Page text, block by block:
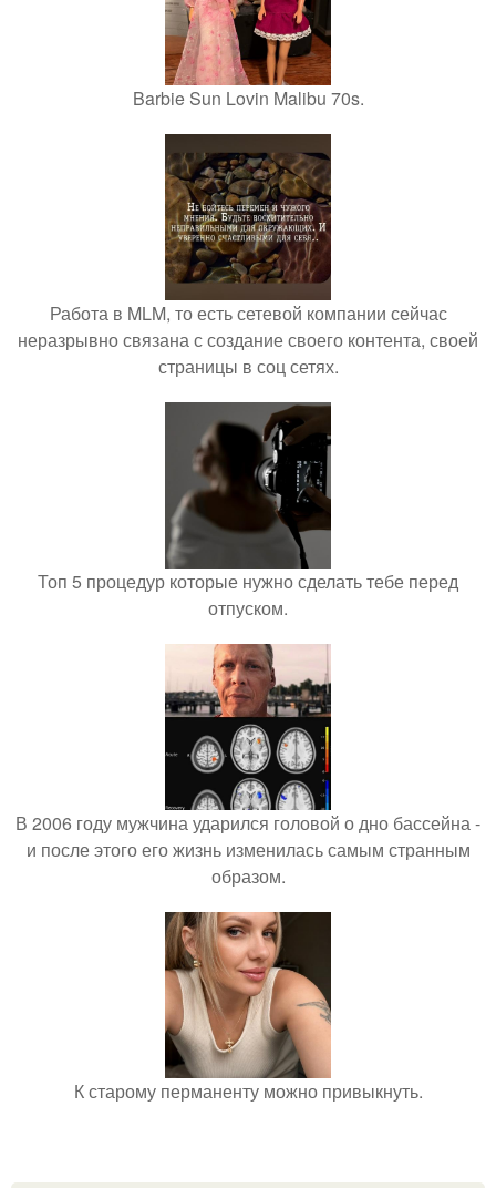
Barbie Sun Lovin Malibu 70s.
Работа в MLM, то есть сетевой компании сейчас
неразрывно связана с создание своего контента, своей
страницы в соц сетях.
Топ 5 процедур которые нужно сделать тебе перед
отпуском.
В 2006 году мужчина ударился головой о дно бассейна -
и после этого его жизнь изменилась самым странным
образом.
К старому перманенту можно привыкнуть.